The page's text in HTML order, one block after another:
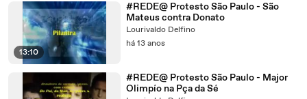
13:10
#REDE@ Protesto São Paulo - São
Mateus contra Donato
Lourivaldo Delfino
há 13 anos
#REDE@ Protesto São Paulo - Major
Olimpío na Pça da Sé